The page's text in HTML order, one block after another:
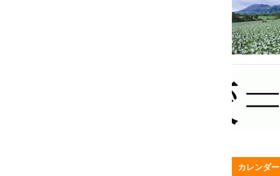
カレンダー